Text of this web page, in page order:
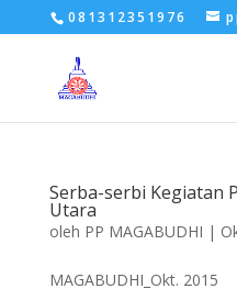
081312351976
Serba-serbi Kegiatan
Utara
oleh PP MAGABUDHI |
MAGABUDHI_Okt. 2015